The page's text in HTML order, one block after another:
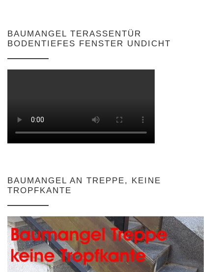
BAUMANGEL TERASSENTÜR
BODENTIEFES FENSTER UNDICHT
BAUMANGEL AN TREPPE, KEINE
TROPFKANTE